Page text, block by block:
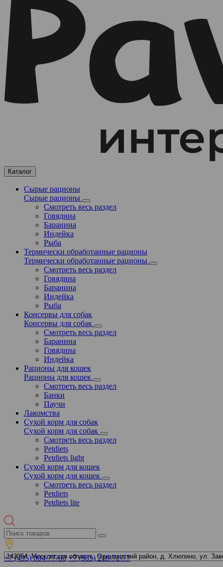
Каталог
Сырые рационы
Сырые рационы
Смотреть весь раздел
Говядина
Баранина
Индейка
Рыба
Термически обработанные рационы
Термически обработанные рационы
Смотреть весь раздел
Говядина
Баранина
Индейка
Рыба
Консервы для собак
Консервы для собак
Смотреть весь раздел
Баранина
Говядина
Индейка
Рационы для кошек
Рационы для кошек
Смотреть весь раздел
Банки
Паучи
Лакомства
Сухой корм для собак
Сухой корм для собак
Смотреть весь раздел
Petdiets
Petdiets light
Сухой корм для кошек
Сухой корм для кошек
Смотреть весь раздел
Petdiets
Petdiets lite
+7 (495) 004-77-00 +7 (985) 219-71-77